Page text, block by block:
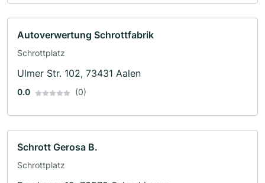
Autoverwertung Schrottfabrik
Schrottplatz
Ulmer Str. 102, 73431 Aalen
0.0 (0)
Schrott Gerosa B.
Schrottplatz